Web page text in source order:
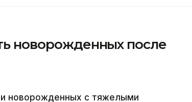
новорожденных после
новорожденных с тяжелыми